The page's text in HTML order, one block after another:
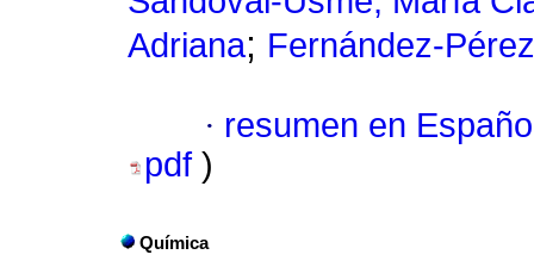
Adriana; Fernández-
· resumen en
pdf )
Química